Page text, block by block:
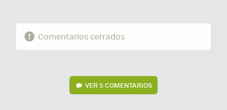
Comentarios cerrados
VER5 COMENTARIOS